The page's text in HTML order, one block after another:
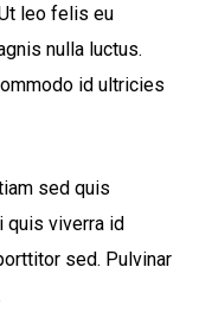
leo felis eu
nulla luctus.
id ultricies
sed quis
quis viverra id
sed. Pulvinar